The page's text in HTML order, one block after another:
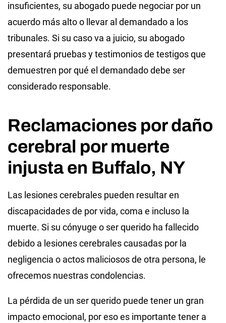
insuficientes, su abogado puede negociar por un
acuerdo más alto o llevar al demandado a los
tribunales. Si su caso va a juicio, su abogado
presentará pruebas y testimonios de testigos que
demuestren por qué el demandado debe ser
considerado responsable.
Reclamaciones por daño
cerebral por muerte
injusta en Buffalo, NY
Las lesiones cerebrales pueden resultar en
discapacidades de por vida, coma e incluso la
muerte. Si su cónyuge o ser querido ha fallecido
debido a lesiones cerebrales causadas por la
negligencia o actos maliciosos de otra persona, le
ofrecemos nuestras condolencias.
La pérdida de un ser querido puede tener un gran
impacto emocional, por eso es importante tener a